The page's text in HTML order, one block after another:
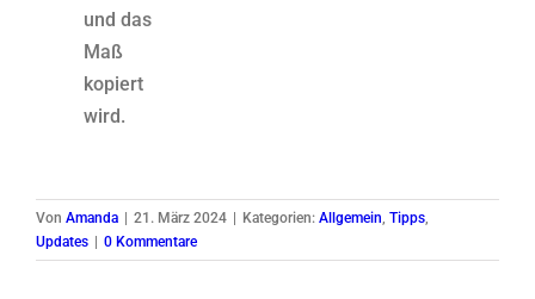
und das
Maß
kopiert
wird.
Von Amanda 21. März 2024 Kategorien: Allgemein, Tipps,
Updates
0 Kommentare